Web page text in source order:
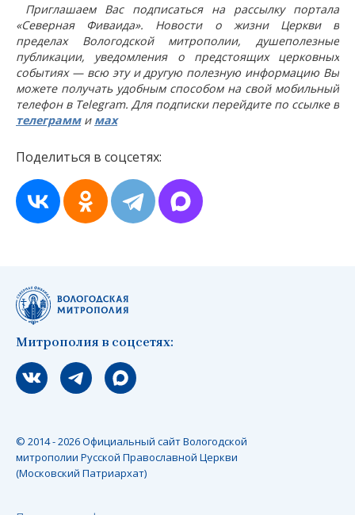
Приглашаем Вас подписаться на рассылку портала
«Северная Фиваида». Новости о жизни Церкви в
пределах Вологодской митрополии, душеполезные
публикации, уведомления о предстоящих церковных
событиях — всю эту и другую полезную информацию Вы
можете получать удобным способом на свой мобильный
телефон в Telegram. Для подписки перейдите по ссылке в
телеграмми мах
Поделиться в соцсетях:
Митрополия в соцсетях:
Мы вконтакте
Мы в telegram
Мы в Макс
© 2014 - 2026 Официальный сайт Вологодской
митрополии Русской Православной Церкви
(Московский Патриархат)